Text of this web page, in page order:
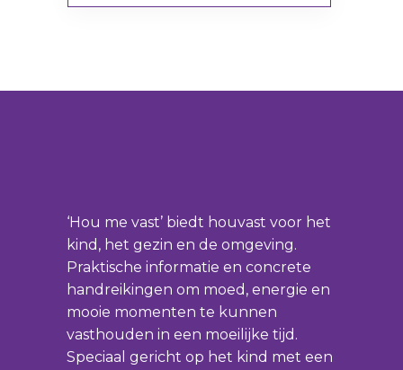
‘Hou me vast’ biedt houvast voor het
kind, het gezin en de omgeving.
Praktische informatie en concrete
handreikingen om moed, energie en
mooie momenten te kunnen
vasthouden in een moeilijke tijd.
Speciaal gericht op het kind met een